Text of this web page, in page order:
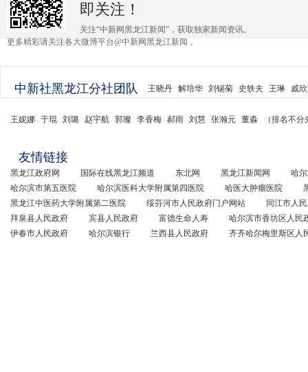
即关注！
关注“中新网黑龙江新闻”，获取独家新闻资讯。
更多精彩请关注各大微博平台@中新网黑龙江新闻 。
中新社黑龙江分社团队 王晓丹 解培华 刘锡菊 史轶夫 王琳 戚
王妮娜 于琨 刘璐 赵宇航 郭璨 李香梅 郝雨 刘慧 张瀚元 董淼 （排名不
友情链接
黑龙江政府网 国际在线黑龙江频道 东北网 黑龙江新闻网
哈
哈尔滨市第五医院
哈尔滨医科大学附属第四医院 哈医大肿瘤医院
黑龙江中医药大学附属第二医院
绥芬河市人民政府门户网站
同江市人
拜泉县人民政府
宾县人民政府 富德生命人寿
哈尔滨市香坊区人民
伊春市人民政府
哈尔滨银行 兰西县人民政府 齐齐哈尔梅里斯区人